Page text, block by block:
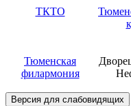
ТКТО
Тюменская
филармония
Версия для слабовидящих